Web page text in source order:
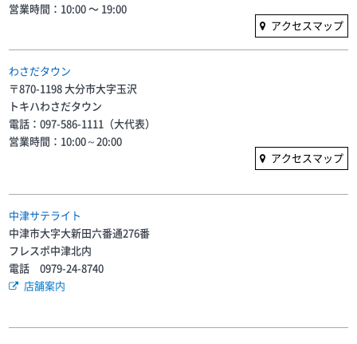
営業時間：10:00 〜 19:00
アクセスマップ
わさだタウン
〒870-1198 大分市大字玉沢
トキハわさだタウン
電話：097-586-1111（大代表）
営業時間：10:00～20:00
アクセスマップ
中津サテライト
中津市大字大新田六番通276番
フレスポ中津北内
電話 0979-24-8740
店舗案内